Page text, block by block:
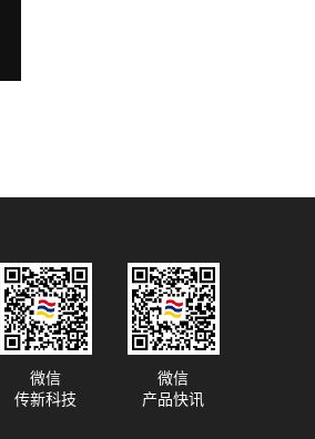
微信
传新科技
微信
产品快讯